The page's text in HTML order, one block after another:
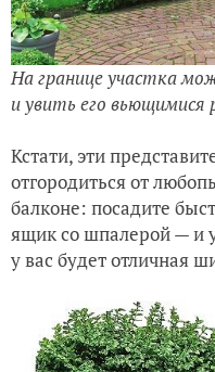
На границе участка
и увить его вьющимися
Кстати, эти
отгородиться от
балконе: посадите
ящик со шпалерой — и
у вас будет отличная